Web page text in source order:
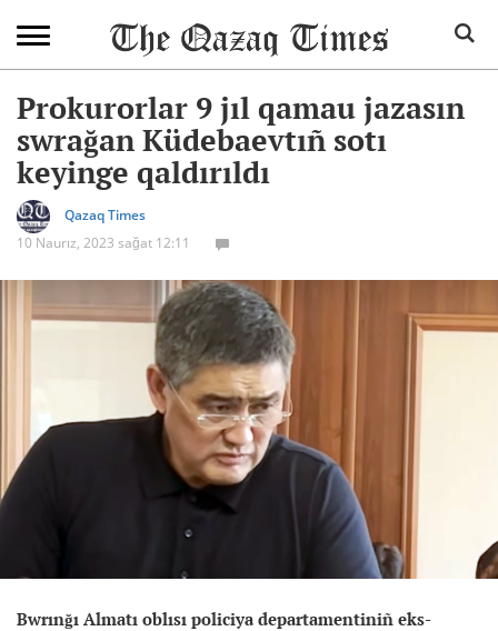
Prokurorlar 9 jıl qamau jazasın
swrağan Küdebaevtıñ sotı
keyinge qaldırıldı
Qazaq Times
10 Naurız, 2023 sağat 12:11
Bwrınğı Almatı oblısı policiya departamentiniñ eks-